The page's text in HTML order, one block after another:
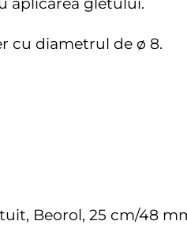
cu diametrul de ø 8.